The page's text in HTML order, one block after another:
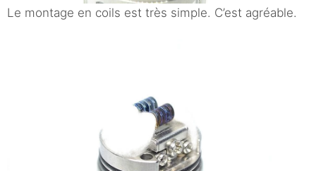
Le montage en coils est très simple. C’est agréable.